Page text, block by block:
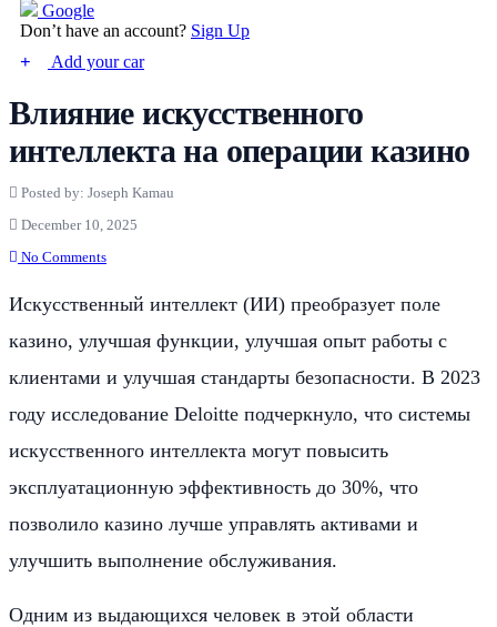
Google
Don’t have an account? Sign Up
Add your car
Влияние искусственного
интеллекта на операции казино
Posted by: Joseph Kamau
December 10, 2025
No Comments
Искусственный интеллект (ИИ) преобразует поле
казино, улучшая функции, улучшая опыт работы с
клиентами и улучшая стандарты безопасности. В 2023
году исследование Deloitte подчеркнуло, что системы
искусственного интеллекта могут повысить
эксплуатационную эффективность до 30%, что
позволило казино лучше управлять активами и
улучшить выполнение обслуживания.
Одним из выдающихся человек в этой области